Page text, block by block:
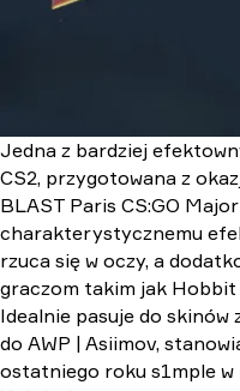
Jedna z bardziej
CS2, przygotowana z
BLAST Paris CS:GO
charakterystycznemu
rzuca się w oczy, a
graczom takim jak Hobbit
Idealnie pasuje do skinów
do AWP | Asiimov,
ostatniego roku s1mple w